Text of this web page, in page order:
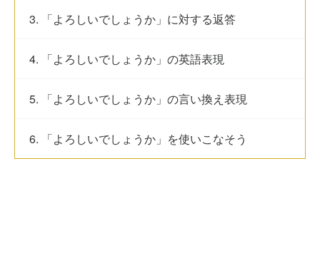
3. 「よろしいでしょうか」に対する返答
4. 「よろしいでしょうか」の英語表現
5. 「よろしいでしょうか」の言い換え表現
6. 「よろしいでしょうか」を使いこなそう